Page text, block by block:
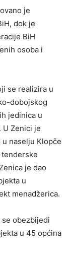
je
dok je
BiH
osoba i
se realizira u
dobojskog
jedinica u
U Zenici je
naselju Klopče
je dao
u
menadžerica.
se obezbijedi
u 45 općina